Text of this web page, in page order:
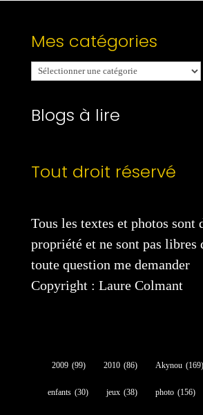
Mes catégories
Mes
catégories
Blogs à lire
Tout droit réservé
Tous les textes et photos sont
propriété et ne sont pas libres
toute question me demander
Copyright : Laure Colmant
2009 (99) 2010 (86) Akynou (169)
enfants (30) jeux (38) photo (156)